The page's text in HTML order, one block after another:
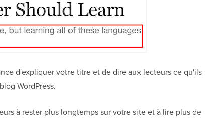
d'expliquer votre titre et de dire aux lecteurs ce qu'ils
WordPress.
à rester plus longtemps sur votre site et à lire plus de